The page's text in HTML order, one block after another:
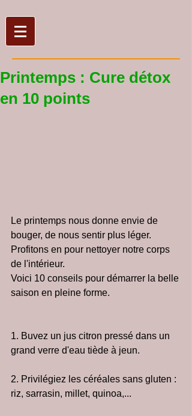
Printemps : Cure détox
en 10 points
Le printemps nous donne envie de
bouger, de nous sentir plus léger.
Profitons en pour nettoyer notre corps
de l'intérieur.
Voici 10 conseils pour démarrer la belle
saison en pleine forme.
1. Buvez un jus citron pressé dans un
grand verre d'eau tiède à jeun.
2. Privilégiez les céréales sans gluten :
riz, sarrasin, millet, quinoa,...